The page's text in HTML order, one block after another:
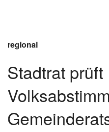
regional
Stadtrat prüft